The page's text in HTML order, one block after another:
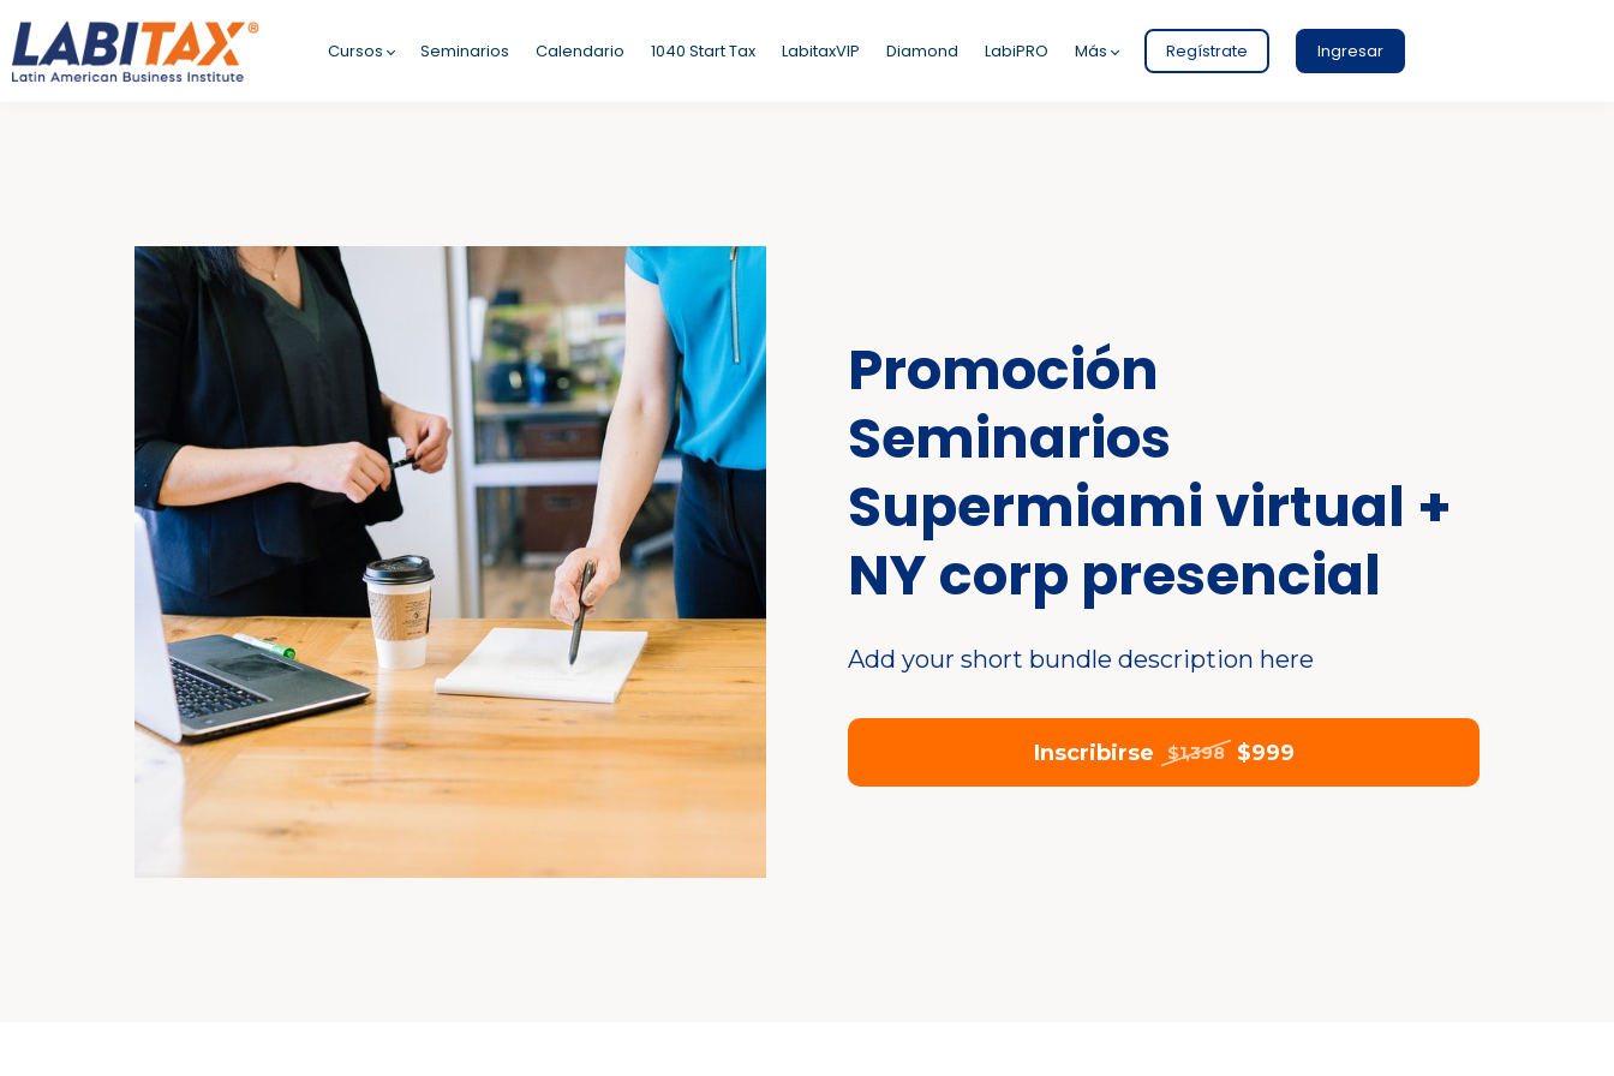
Cursos Seminarios Calendario 1040 Start Tax LabitaxVIP Diamond LabiPRO Más Regístrate Ingresar
Promoción
Seminarios
Supermiami virtual +
NY corp presencial
Add your short bundle description here
Inscribirse $1,398 $999